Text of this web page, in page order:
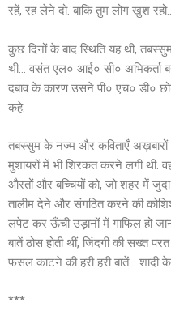
रहें, रह लेने दो. बाकि तुम लोग खुश
कुछ दिनों के बाद स्थिति यह थी,
थी… वसंत एल० आई० सी० अभिकर्ता
दबाव के कारण उसने पी० एच० डी०
कहे.
तबस्सुम के नज्म और कविताएँ
मुशायरों में भी शिरकत करने लगी थी.
औरतों और बच्चियों को, जो शहर में
तालीम देने और संगठित करने की
लपेट कर ऊँची उड़ानों में गाफिल हो
बातें ठोस होती थीं, जिंदगी की सख्त
फसल काटने की हरी हरी बातें… शादी
***